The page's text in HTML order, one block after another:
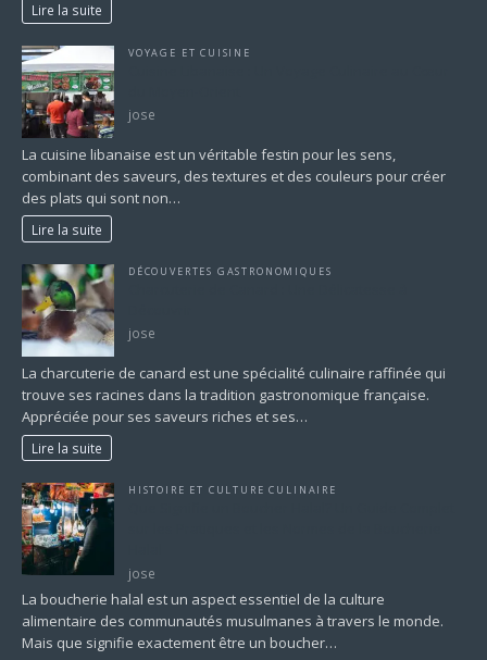
Lire la suite
VOYAGE ET CUISINE
jose
La cuisine libanaise est un véritable festin pour les sens,
combinant des saveurs, des textures et des couleurs pour créer
des plats qui sont non…
Lire la suite
DÉCOUVERTES GASTRONOMIQUES
jose
La charcuterie de canard est une spécialité culinaire raffinée qui
trouve ses racines dans la tradition gastronomique française.
Appréciée pour ses saveurs riches et ses…
Lire la suite
HISTOIRE ET CULTURE CULINAIRE
jose
La boucherie halal est un aspect essentiel de la culture
alimentaire des communautés musulmanes à travers le monde.
Mais que signifie exactement être un boucher…